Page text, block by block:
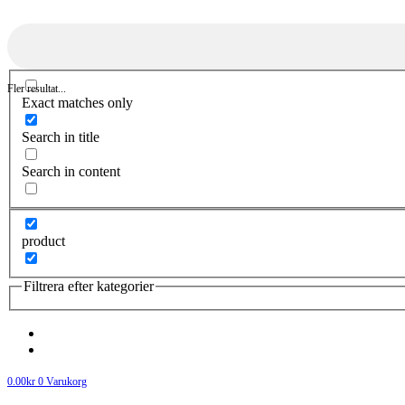
Fler resultat...
Exact matches only
Search in title
Search in content
product
Filtrera efter kategorier
0.00kr 0 Varukorg